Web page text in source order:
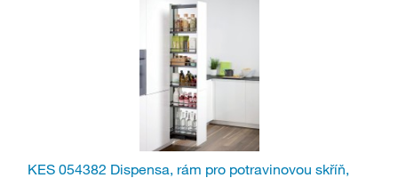
KES 054382 Dispensa, rám pro potravinovou skříň,